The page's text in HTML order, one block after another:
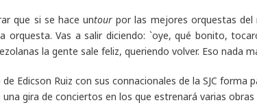
que si se hace untourpor las mejores orquestas
orquesta. Vas a salir diciendo: `oye, qué bonito,
la gente sale feliz, queriendo volver. Eso nada
Edicson Ruiz con sus connacionales de la SJC forma
una gira de conciertos en los que estrenará varias